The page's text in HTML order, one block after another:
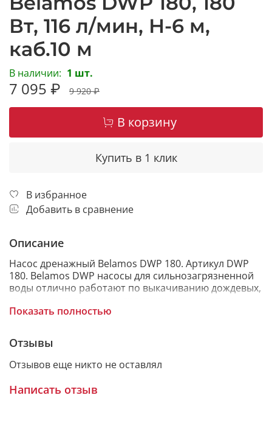
Вт, 116 л/мин, Н-6 м,
каб.10 м
В наличии: 1 шт.
7 095 ₽ 9 920 ₽
В корзину
Купить в 1 клик
В избранное
Добавить в сравнение
Описание
Насос дренажный Belamos DWP 180. Артикул DWP
180. Belamos DWP насосы для сильнозагрязненной
воды отлично работают по выкачиванию дождевых,
колодцев. Допустимый размер пропускаемых
ОСОБЕННОСТИ
• Компактные и мобильные благодаря небольшим
Показать полностью
Отзывы
Отзывов еще никто не оставлял
Написать отзыв